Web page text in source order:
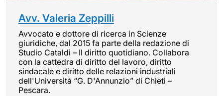
Avv. Valeria Zeppilli
Avvocato e dottore di ricerca in Scienze
giuridiche, dal 2015 fa parte della redazione di
Studio Cataldi – Il diritto quotidiano. Collabora
con la cattedra di diritto del lavoro, diritto
sindacale e diritto delle relazioni industriali
dell'Università “G. D'Annunzio” di Chieti –
Pescara.